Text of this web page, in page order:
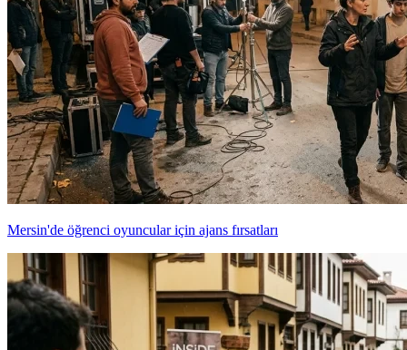
Mersin'de öğrenci oyuncular için ajans fırsatları